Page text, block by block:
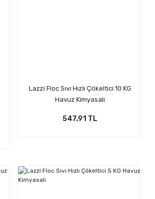
Lazzi Floc Sıvı Hızlı Çökeltici 10 KG
Havuz Kimyasalı
547,91 TL